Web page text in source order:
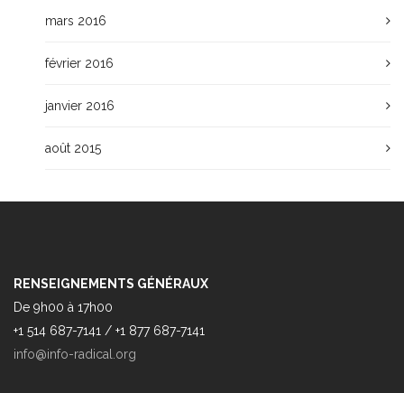
mars 2016
février 2016
janvier 2016
août 2015
RENSEIGNEMENTS GÉNÉRAUX
De 9h00 à 17h00
+1 514 687-7141 / +1 877 687-7141
info@info-radical.org